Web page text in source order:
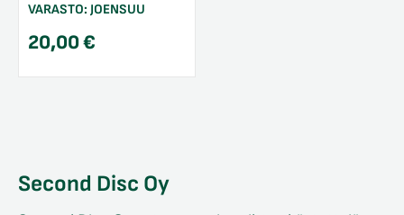
VARASTO: JOENSUU
20,00€
Second Disc Oy